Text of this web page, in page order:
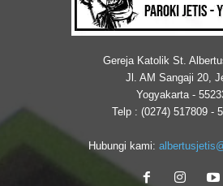
Gereja Katolik St.
Jl. AM Sangaji 20,
Yogyakarta -
Telp : (0274) 517809 -
Hubungi kami: